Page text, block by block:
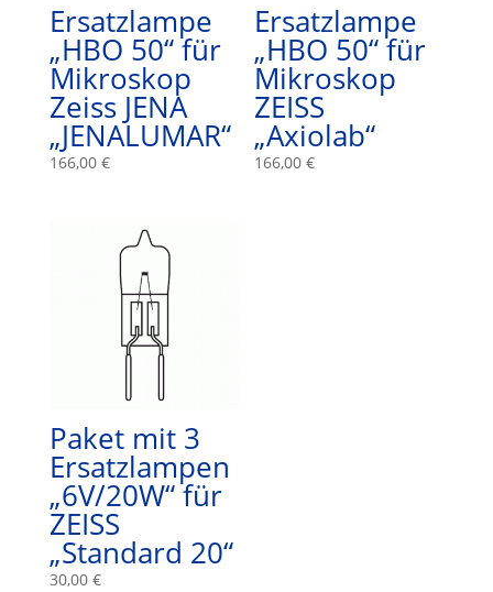
Ersatzlampe
„HBO 50“ für
Mikroskop
Zeiss JENA
„JENALUMAR“
166,00 €
Ersatzlampe
„HBO 50“ für
Mikroskop
ZEISS
„Axiolab“
166,00€
Paket mit 3
Ersatzlampen
„6V/20W“ für
ZEISS
„Standard 20“
30,00 €